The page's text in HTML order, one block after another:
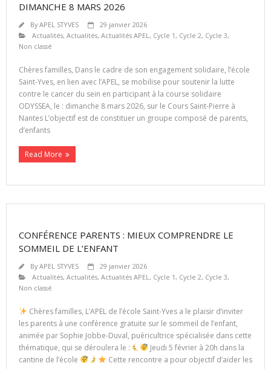
DIMANCHE 8 MARS 2026
ByAPEL STYVES
29 janvier 2026
Actualités, Actualités, Actualités APEL, Cycle 1, Cycle 2, Cycle 3,
Non classé
Chères familles, Dans le cadre de son engagement solidaire, l’école
Saint-Yves, en lien avec l’APEL, se mobilise pour soutenir la lutte
contre le cancer du sein en participant à la course solidaire
ODYSSEA, le : dimanche 8 mars 2026, sur le Cours Saint-Pierre à
Nantes L’objectif est de constituer un groupe composé de parents,
d’enfants
Read More
CONFÉRENCE PARENTS : MIEUX COMPRENDRE LE
SOMMEIL DE L’ENFANT
ByAPEL STYVES
29 janvier 2026
Actualités, Actualités, Actualités APEL, Cycle 1, Cycle 2, Cycle 3,
Non classé
Chères familles, L’APEL de l’école Saint-Yves a le plaisir d’inviter
les parents à une conférence gratuite sur le sommeil de l’enfant,
animée par Sophie Jobbe-Duval, puéricultrice spécialisée dans cette
thématique, qui se déroulera le :
Jeudi 5 février à 20h dans la
cantine de l’école
Cette rencontre a pour objectif d’aider les